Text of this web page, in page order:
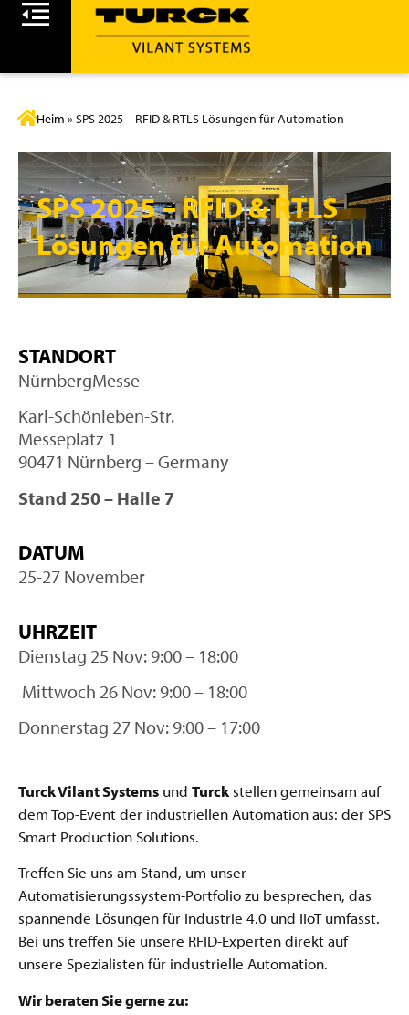
Heim »SPS 2025 – RFID & RTLS Lösungen für Automation
SPS 2025 – RFID & RTLS
Lösungen für Automation
STANDORT
NürnbergMesse
Karl-Schönleben-Str.
Messeplatz 1
90471 Nürnberg – Germany
Stand 250 – Halle 7
DATUM
25-27 November
UHRZEIT
Dienstag 25 Nov: 9:00 – 18:00
Mittwoch 26 Nov: 9:00 – 18:00
Donnerstag 27 Nov: 9:00 – 17:00
Turck Vilant Systems und Turck stellen gemeinsam auf
dem Top-Event der industriellen Automation aus: der SPS
Smart Production Solutions.
Treffen Sie uns am Stand, um unser
Automatisierungssystem-Portfolio zu besprechen, das
spannende Lösungen für Industrie 4.0 und IIoT umfasst.
Bei uns treffen Sie unsere RFID-Experten direkt auf
unsere Spezialisten für industrielle Automation.
Wir beraten Sie gerne zu: